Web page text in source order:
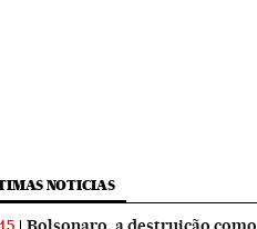
NOTICIAS